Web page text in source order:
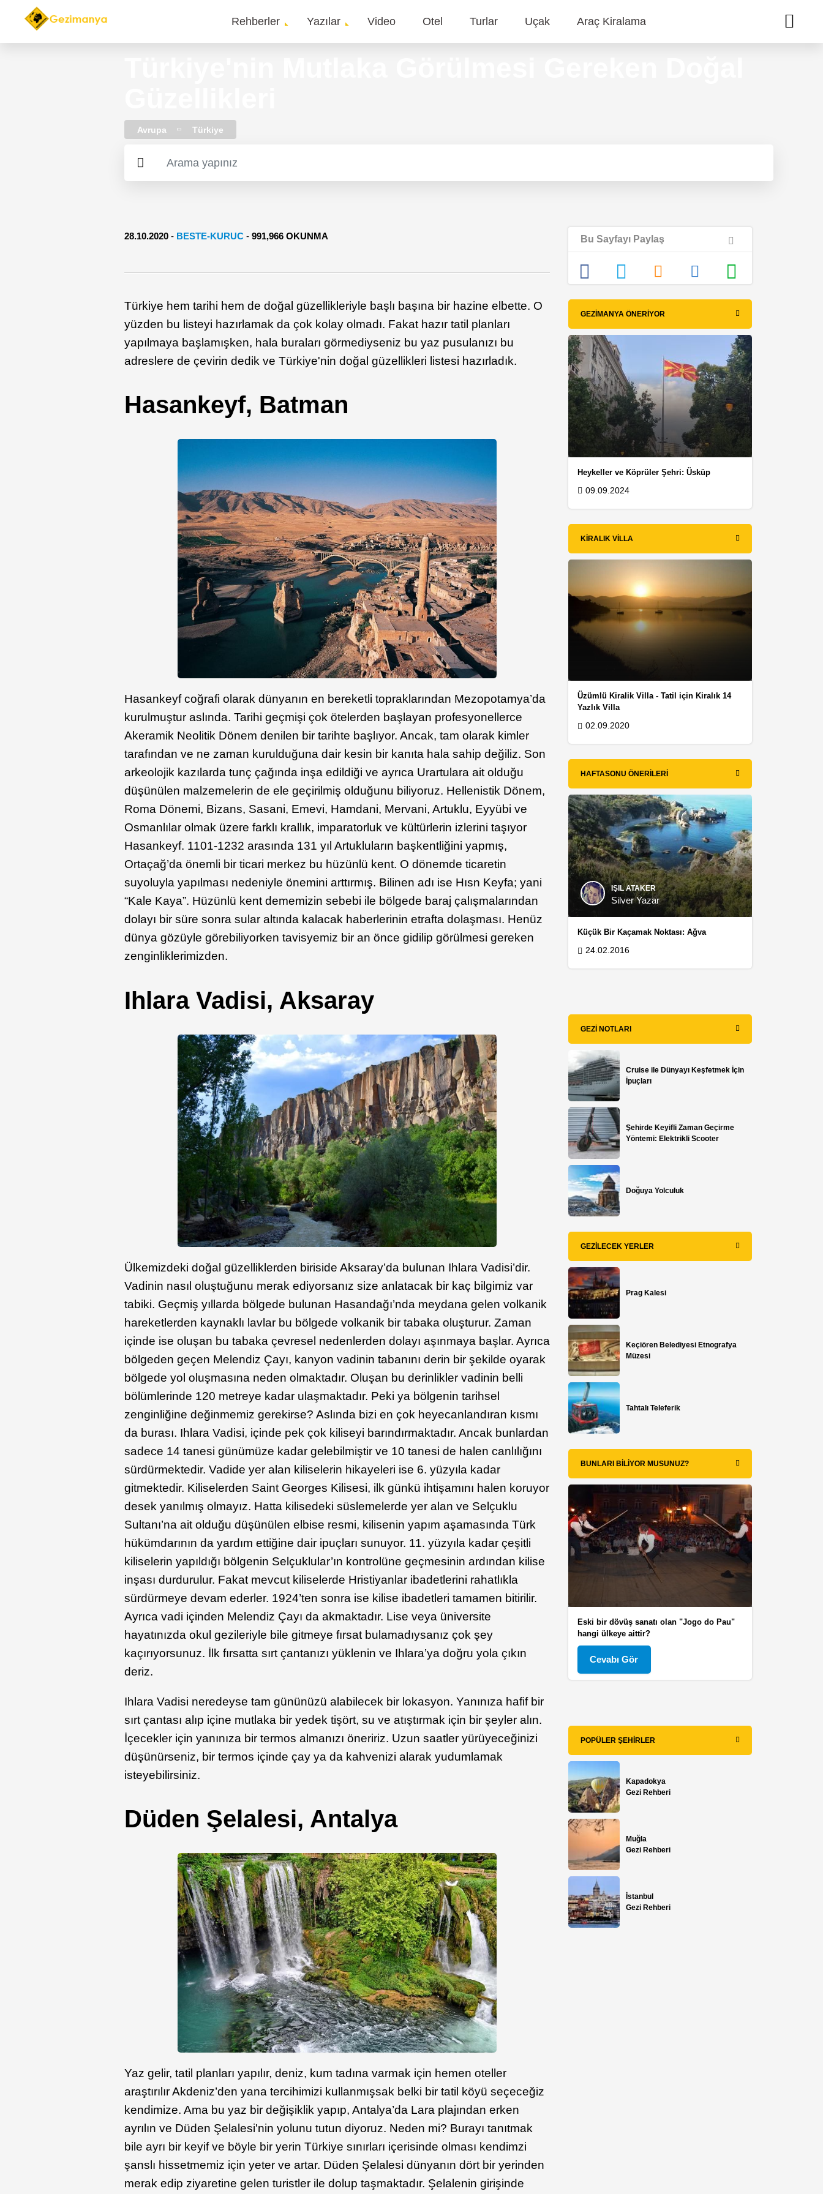
Main
Rehberler Yazılar Video Otel Turlar Uçak Araç Kiralama
Avrupa Türkiye
28.10.2020 - BESTE-KURUC -991,966 OKUNMA
Türkiye hem tarihi hem de doğal güzellikleriyle başlı başına bir hazine elbette. O
yüzden bu listeyi hazırlamak da çok kolay olmadı. Fakat hazır tatil planları
yapılmaya başlamışken, hala buraları görmediyseniz bu yaz pusulanızı bu
adreslere de çevirin dedik ve Türkiye'nin doğal güzellikleri listesi hazırladık.
Hasankeyf, Batman
Hasankeyf coğrafi olarak dünyanın en bereketli topraklarından Mezopotamya’da
kurulmuştur aslında. Tarihi geçmişi çok ötelerden başlayan profesyonellerce
Akeramik Neolitik Dönem denilen bir tarihte başlıyor. Ancak, tam olarak kimler
tarafından ve ne zaman kurulduğuna dair kesin bir kanıta hala sahip değiliz. Son
arkeolojik kazılarda tunç çağında inşa edildiği ve ayrıca Urartulara ait olduğu
düşünülen malzemelerin de ele geçirilmiş olduğunu biliyoruz. Hellenistik Dönem,
Roma Dönemi, Bizans, Sasani, Emevi, Hamdani, Mervani, Artuklu, Eyyübi ve
Osmanlılar olmak üzere farklı krallık, imparatorluk ve kültürlerin izlerini taşıyor
Hasankeyf. 1101-1232 arasında 131 yıl Artukluların başkentliğini yapmış,
Ortaçağ’da önemli bir ticari merkez bu hüzünlü kent. O dönemde ticaretin
suyoluyla yapılması nedeniyle önemini arttırmış. Bilinen adı ise Hısn Keyfa; yani
“Kale Kaya”. Hüzünlü kent dememizin sebebi ile bölgede baraj çalışmalarından
dolayı bir süre sonra sular altında kalacak haberlerinin etrafta dolaşması. Henüz
dünya gözüyle görebiliyorken tavisyemiz bir an önce gidilip görülmesi gereken
zenginliklerimizden.
Ihlara Vadisi, Aksaray
Ülkemizdeki doğal güzelliklerden biriside Aksaray’da bulunan Ihlara Vadisi’dir.
Vadinin nasıl oluştuğunu merak ediyorsanız size anlatacak bir kaç bilgimiz var
tabiki. Geçmiş yıllarda bölgede bulunan Hasandağı’nda meydana gelen volkanik
hareketlerden kaynaklı lavlar bu bölgede volkanik bir tabaka oluşturur. Zaman
içinde ise oluşan bu tabaka çevresel nedenlerden dolayı aşınmaya başlar. Ayrıca
bölgeden geçen Melendiz Çayı, kanyon vadinin tabanını derin bir şekilde oyarak
bölgede yol oluşmasına neden olmaktadır. Oluşan bu derinlikler vadinin belli
bölümlerinde 120 metreye kadar ulaşmaktadır. Peki ya bölgenin tarihsel
zenginliğine değinmemiz gerekirse? Aslında bizi en çok heyecanlandıran kısmı
da burası. Ihlara Vadisi, içinde pek çok kiliseyi barındırmaktadır. Ancak bunlardan
sadece 14 tanesi günümüze kadar gelebilmiştir ve 10 tanesi de halen canlılığını
sürdürmektedir. Vadide yer alan kiliselerin hikayeleri ise 6. yüzyıla kadar
gitmektedir. Kiliselerden Saint Georges Kilisesi, ilk günkü ihtişamını halen koruyor
desek yanılmış olmayız. Hatta kilisedeki süslemelerde yer alan ve Selçuklu
Sultanı’na ait olduğu düşünülen elbise resmi, kilisenin yapım aşamasında Türk
hükümdarının da yardım ettiğine dair ipuçları sunuyor. 11. yüzyıla kadar çeşitli
kiliselerin yapıldığı bölgenin Selçuklular’ın kontrolüne geçmesinin ardından kilise
inşası durdurulur. Fakat mevcut kiliselerde Hristiyanlar ibadetlerini rahatlıkla
sürdürmeye devam ederler. 1924’ten sonra ise kilise ibadetleri tamamen bitirilir.
Ayrıca vadi içinden Melendiz Çayı da akmaktadır. Lise veya üniversite
hayatınızda okul gezileriyle bile gitmeye fırsat bulamadıysanız çok şey
kaçırıyorsunuz. İlk fırsatta sırt çantanızı yüklenin ve Ihlara’ya doğru yola çıkın
deriz.
Ihlara Vadisi neredeyse tam gününüzü alabilecek bir lokasyon. Yanınıza hafif bir
sırt çantası alıp içine mutlaka bir yedek tişört, su ve atıştırmak için bir şeyler alın.
İçecekler için yanınıza bir termos almanızı öneririz. Uzun saatler yürüyeceğinizi
düşünürseniz, bir termos içinde çay ya da kahvenizi alarak yudumlamak
isteyebilirsiniz.
Düden Şelalesi, Antalya
Yaz gelir, tatil planları yapılır, deniz, kum tadına varmak için hemen oteller
araştırılır Akdeniz’den yana tercihimizi kullanmışsak belki bir tatil köyü seçeceğiz
kendimize. Ama bu yaz bir değişiklik yapıp, Antalya’da Lara plajından erken
ayrılın ve Düden Şelalesi'nin yolunu tutun diyoruz. Neden mi? Burayı tanıtmak
bile ayrı bir keyif ve böyle bir yerin Türkiye sınırları içerisinde olması kendimzi
şanslı hissetmemiz için yeter ve artar. Düden Şelalesi dünyanın dört bir yerinden
merak edip ziyaretine gelen turistler ile dolup taşmaktadır. Şelalenin girişinde
Bu Sayfayı Paylaş
GEZIMANYA ÖNERIYOR
Heykeller ve Köprüler Şehri: Üsküp
09.09.2024
KIRALIK VILLA
Üzümlü Kiralik Villa - Tatil için Kiralık 14
Yazlık Villa
02.09.2020
HAFTASONU ÖNERILERI
IŞIL ATAKER
Silver Yazar
Küçük Bir Kaçamak Noktası: Ağva
24.02.2016
GEZI NOTLARI
Cruise ile Dünyayı Keşfetmek İçin
İpuçları
Şehirde Keyifli Zaman Geçirme
Yöntemi: Elektrikli Scooter
Doğuya Yolculuk
GEZILECEK YERLER
Prag Kalesi
Keçiören Belediyesi Etnografya
Müzesi
Tahtalı Teleferik
BUNLARI BILIYOR MUSUNUZ?
Eski bir dövüş sanatı olan "Jogo do Pau"
hangi ülkeye aittir?
Cevabı Gör
POPÜLER ŞEHIRLER
Kapadokya
Gezi Rehberi
Muğla
Gezi Rehberi
İstanbul
Gezi Rehberi